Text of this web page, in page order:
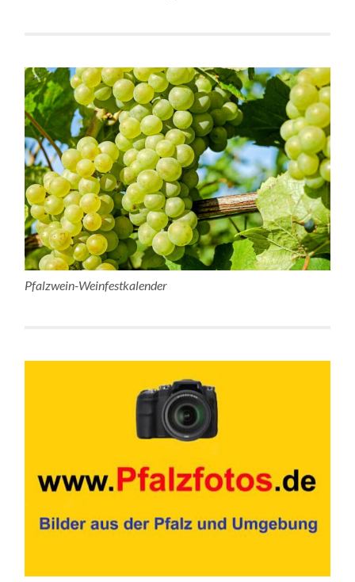
Pfalzwein-Weinfestkalender